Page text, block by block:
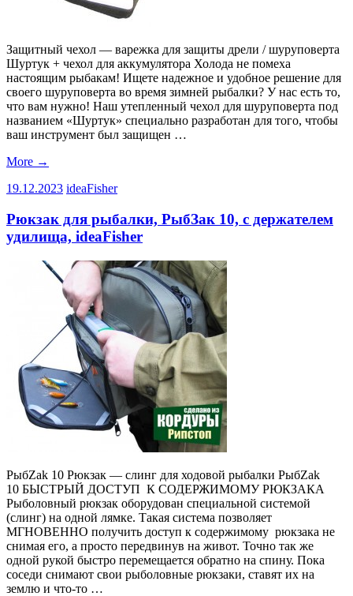
Защитный чехол — варежка для защиты дрели / шуруповерта
Шуртук + чехол для аккумулятора Холода не помеха
настоящим рыбакам! Ищете надежное и удобное решение для
своего шуруповерта во время зимней рыбалки? У нас есть то,
что вам нужно! Наш утепленный чехол для шуруповерта под
названием «Шуртук» специально разработан для того, чтобы
ваш инструмент был защищен …
More →
19.12.2023 ideaFisher
Рюкзак для рыбалки, РыбЗак 10, с держателем
удилища, ideaFisher
РыбZak 10 Рюкзак — слинг для ходовой рыбалки РыбZak
10 БЫСТРЫЙ ДОСТУП К СОДЕРЖИМОМУ РЮКЗАКА
Рыболовный рюкзак оборудован специальной системой
(слинг) на одной лямке. Такая система позволяет
МГНОВЕННО получить доступ к содержимому рюкзака не
снимая его, а просто передвинув на живот. Точно так же
одной рукой быстро перемещается обратно на спину. Пока
соседи снимают свои рыболовные рюкзаки, ставят их на
землю и что-то …